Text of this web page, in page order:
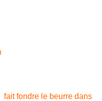
fait fondre le beurre dans